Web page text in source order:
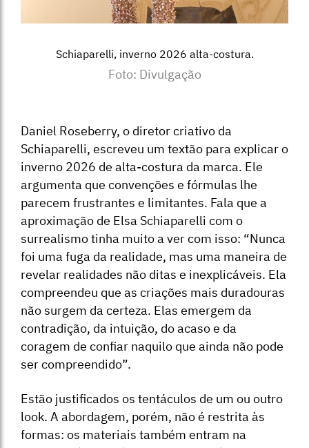
Schiaparelli, inverno 2026 alta-costura.
Foto: Divulgação
Daniel Roseberry, o diretor criativo da
Schiaparelli, escreveu um textão para explicar o
inverno 2026 de alta-costura da marca. Ele
argumenta que convenções e fórmulas lhe
parecem frustrantes e limitantes. Fala que a
aproximação de Elsa Schiaparelli com o
surrealismo tinha muito a ver com isso: “Nunca
foi uma fuga da realidade, mas uma maneira de
revelar realidades não ditas e inexplicáveis. Ela
compreendeu que as criações mais duradouras
não surgem da certeza. Elas emergem da
contradição, da intuição, do acaso e da
coragem de confiar naquilo que ainda não pode
ser compreendido”.
Estão justificados os tentáculos de um ou outro
look. A abordagem, porém, não é restrita às
formas: os materiais também entram na